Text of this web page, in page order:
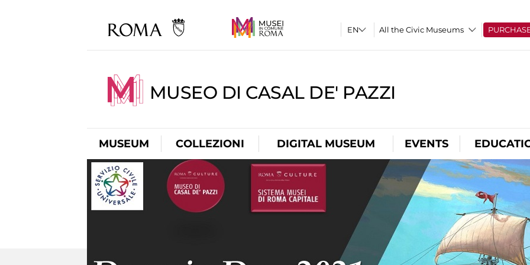
All the Civic Museums
MUSEO DI CASAL DE' PAZZI
MUSEUM COLLEZIONI DIGITAL MUSEUM EVENTS